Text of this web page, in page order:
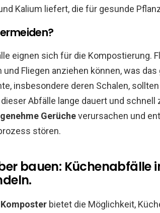
Kalium liefert, die für gesunde
eignen sich für die Kompostierung.
und Fliegen anziehen können, was
insbesondere deren Schalen,
Abfälle lange dauert und
Gerücheverursachen und
stören.
bauen: Küchenabfälle
bietet die Möglichkeit,